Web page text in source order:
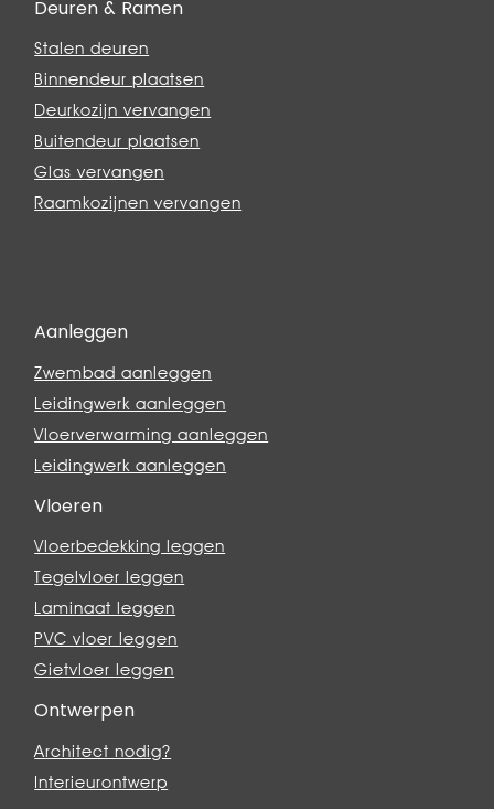
Deuren & Ramen
Stalen deuren
Binnendeur plaatsen
Deurkozijn vervangen
Buitendeur plaatsen
Glas vervangen
Raamkozijnen vervangen
Aanleggen
Zwembad aanleggen
Leidingwerk aanleggen
Vloerverwarming aanleggen
Leidingwerk aanleggen
Vloeren
Vloerbedekking leggen
Tegelvloer leggen
Laminaat leggen
PVC vloer leggen
Gietvloer leggen
Ontwerpen
Architect nodig?
Interieurontwerp